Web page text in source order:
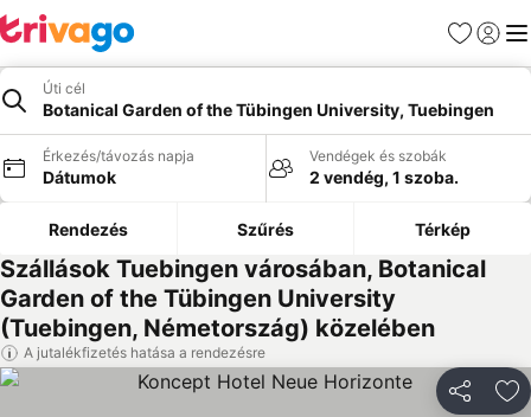
Kedvencek
Úti cél
Botanical Garden of the Tübingen University, Tuebingen
Érkezés/távozás napja
Dátumok
Vendégek és szobák
2 vendég, 1 szoba.
Rendezés Szűrés Térkép
Szállások Tuebingen városában, Botanical
Garden of the Tübingen University
(Tuebingen, Németország) közelében
A jutalékfizetés hatása a rendezésre